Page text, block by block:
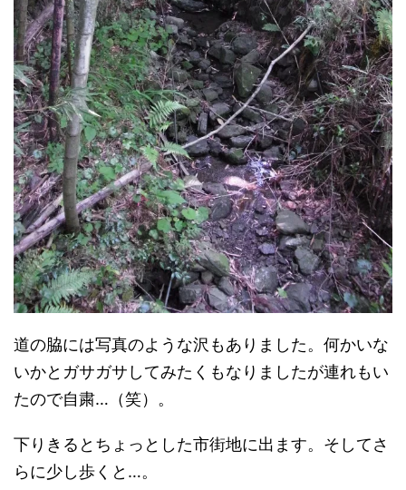
道の脇には写真のような沢もありました。何かいな
いかとガサガサしてみたくもなりましたが連れもい
たので自粛…（笑）。
下りきるとちょっとした市街地に出ます。そしてさ
らに少し歩くと…。